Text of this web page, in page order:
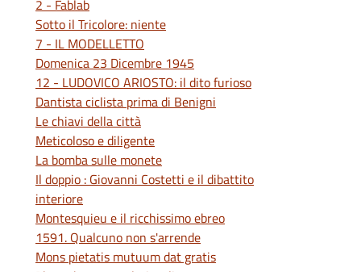
2 - Fablab
Sotto il Tricolore: niente
7 - IL MODELLETTO
Domenica 23 Dicembre 1945
12 - LUDOVICO ARIOSTO: il dito furioso
Dantista ciclista prima di Benigni
Le chiavi della città
Meticoloso e diligente
La bomba sulle monete
Il doppio : Giovanni Costetti e il dibattito
interiore
Montesquieu e il ricchissimo ebreo
1591. Qualcuno non s'arrende
Mons pietatis mutuum dat gratis